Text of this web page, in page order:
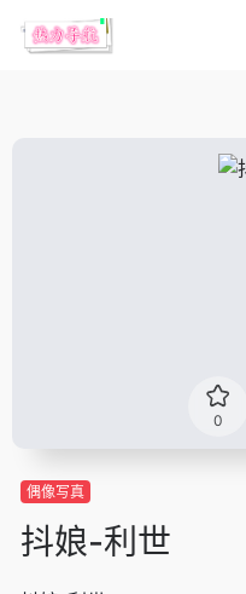
0
偶像写真
抖娘-利世